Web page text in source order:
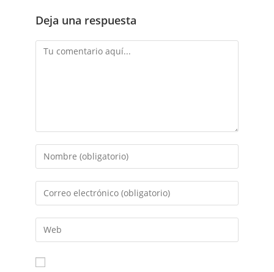
Deja una respuesta